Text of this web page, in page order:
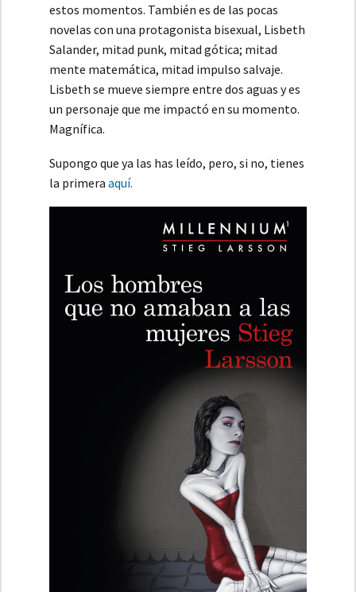
estos momentos. También es de las pocas
novelas con una protagonista bisexual, Lisbeth
Salander, mitad punk, mitad gótica; mitad
mente matemática, mitad impulso salvaje.
Lisbeth se mueve siempre entre dos aguas y es
un personaje que me impactó en su momento.
Magnífica.
Supongo que ya las has leído, pero, si no, tienes
la primera aquí.